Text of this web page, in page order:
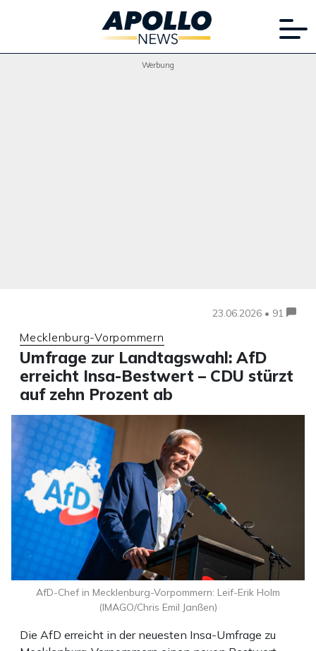
Werbung
23.06.2026 • 91
Mecklenburg-Vorpommern
Umfrage zur Landtagswahl: AfD
erreicht Insa-Bestwert – CDU stürzt
auf zehn Prozent ab
Die AfD erreicht in der neuesten Insa-Umfrage zu
AfD-Chef in Mecklenburg-Vorpommern: Leif-Erik Holm
(IMAGO/Chris Emil Janßen)